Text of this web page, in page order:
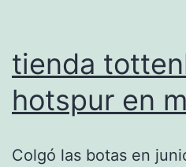
tienda
hotspur en
Colgó las botas en